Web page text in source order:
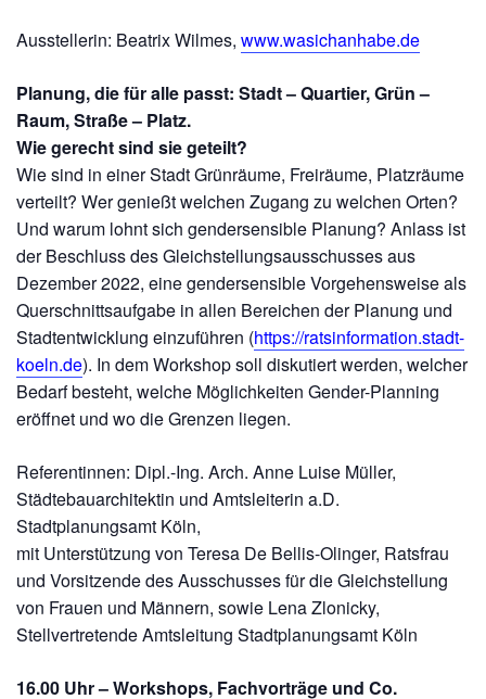
Ausstellerin: Beatrix Wilmes, www.wasichanhabe.de
Planung, die für alle passt: Stadt – Quartier, Grün –
Raum, Straße – Platz.
Wie gerecht sind sie geteilt?
Wie sind in einer Stadt Grünräume, Freiräume, Platzräume
verteilt? Wer genießt welchen Zugang zu welchen Orten?
Und warum lohnt sich gendersensible Planung? Anlass ist
der Beschluss des Gleichstellungsausschusses aus
Dezember 2022, eine gendersensible Vorgehensweise als
Querschnittsaufgabe in allen Bereichen der Planung und
Stadtentwicklung einzuführen (https://ratsinformation.stadt-
koeln.de). In dem Workshop soll diskutiert werden, welcher
Bedarf besteht, welche Möglichkeiten Gender-Planning
eröffnet und wo die Grenzen liegen.
Referentinnen: Dipl.-Ing. Arch. Anne Luise Müller,
Städtebauarchitektin und Amtsleiterin a.D.
Stadtplanungsamt Köln,
mit Unterstützung von Teresa De Bellis-Olinger, Ratsfrau
und Vorsitzende des Ausschusses für die Gleichstellung
von Frauen und Männern, sowie Lena Zlonicky,
Stellvertretende Amtsleitung Stadtplanungsamt Köln
16.00 Uhr – Workshops, Fachvorträge und Co.